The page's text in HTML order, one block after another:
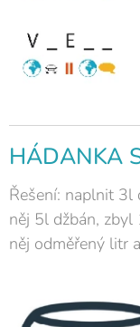
HÁDANKA
Řešení: naplnit
něj 5l džbán, zbyl
něj odměřený litr